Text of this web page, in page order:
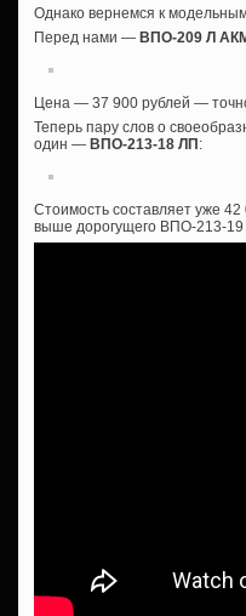
Однако вернемся к
Перед нами — ВПО-209 Л
Цена — 37 900 рублей —
Теперь пару слов о
один — ВПО-213-18 ЛП :
Стоимость составляет уже
выше дорогущего ВПО-213-